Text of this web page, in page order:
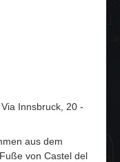
Innsbruck, 20 -
aus dem
von Castel del